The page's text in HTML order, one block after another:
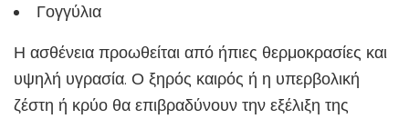
Γογγύλια
Η ασθένεια προωθείται από ήπιες θερμοκρασίες και
υψηλή υγρασία. Ο ξηρός καιρός ή η υπερβολική
ζέστη ή κρύο θα επιβραδύνουν την εξέλιξη της